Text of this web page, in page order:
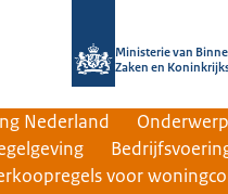
Ministerie van
Zaken en
Nederland
voor